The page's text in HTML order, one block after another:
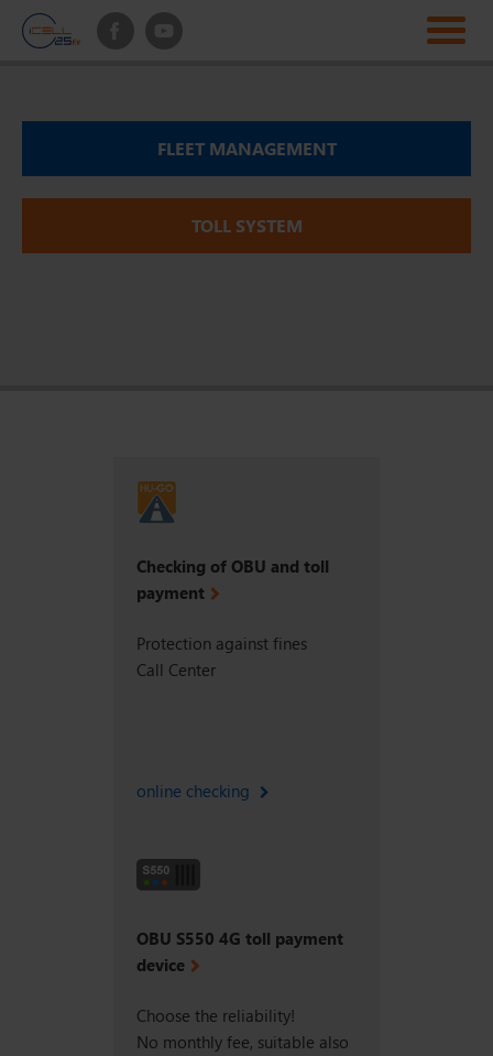
FLEET MANAGEMENT
TOLL SYSTEM
Checking of OBU and toll
payment
Protection against fines
Call Center
online checking
OBU S550 4G toll payment
device
Choose the reliability!
No monthly fee, suitable also